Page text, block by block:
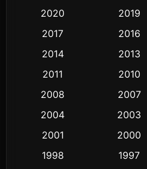
Classic หนังคลาสสิก
Comedy ตลก
Crime อาชญากรรม
Cult Film
2020
2019
2017
2016
2014
2013
2011
2010
2008
2007
2004
2003
2001
2000
1998
1997